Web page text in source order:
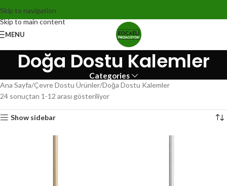
Skip to navigation
Skip to main content
MENU
Doğa Dostu Kalemler
Categories
Ana Sayfa Çevre Dostu Ürünler Doğa Dostu Kalemler
24 sonuçtan 1-12 arası gösteriliyor
Show sidebar